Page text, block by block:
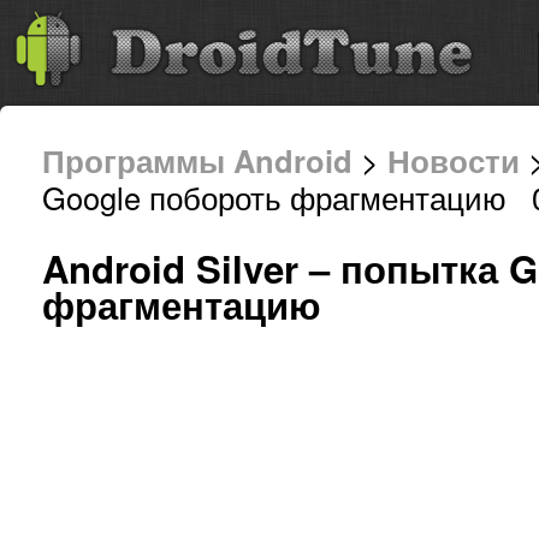
Программы Android > Новости
Google побороть фрагментацию
Android Silver – попытка
фрагментацию